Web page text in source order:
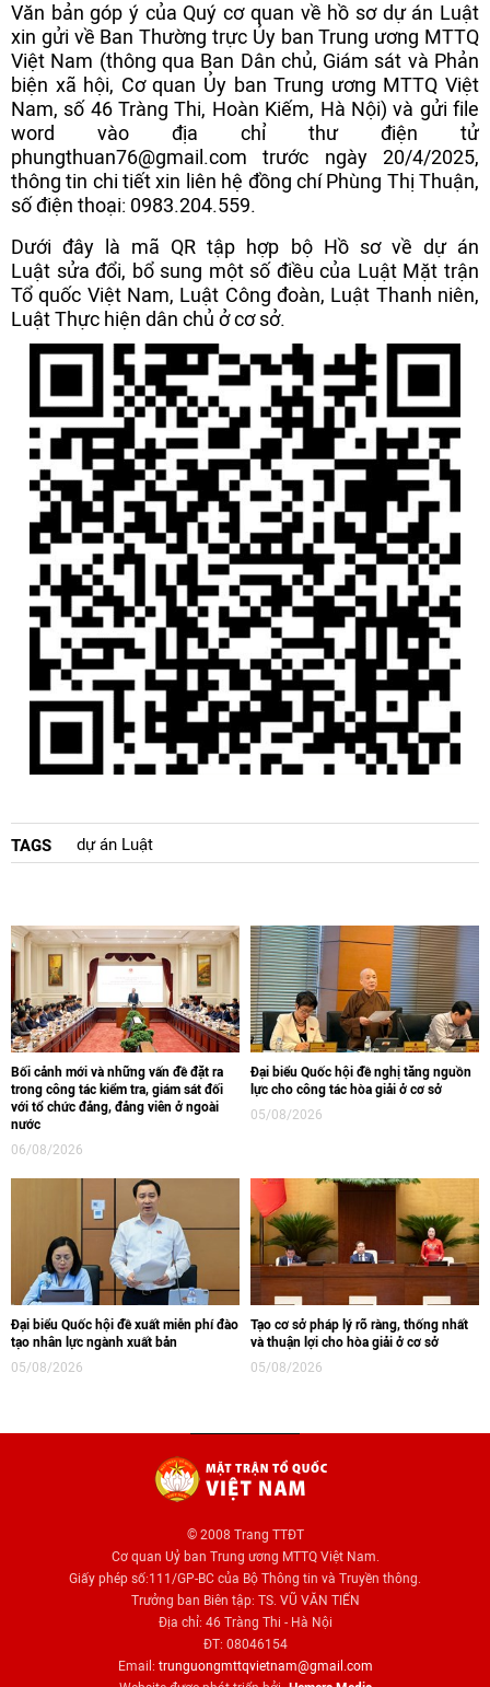
Văn bản góp ý của Quý cơ quan về hồ sơ dự án Luật
xin gửi về Ban Thường trực Ủy ban Trung ương MTTQ
Việt Nam (thông qua Ban Dân chủ, Giám sát và Phản
biện xã hội, Cơ quan Ủy ban Trung ương MTTQ Việt
Nam, số 46 Tràng Thi, Hoàn Kiếm, Hà Nội) và gửi file
word vào địa chỉ thư điện tử
phungthuan76@gmail.com trước ngày 20/4/2025,
thông tin chi tiết xin liên hệ đồng chí Phùng Thị Thuận,
số điện thoại: 0983.204.559.
Dưới đây là mã QR tập hợp bộ Hồ sơ về dự án
Luật sửa đổi, bổ sung một số điều của Luật Mặt trận
Tổ quốc Việt Nam, Luật Công đoàn, Luật Thanh niên,
Luật Thực hiện dân chủ ở cơ sở.
TAGS dự án Luật
Bối cảnh mới và những vấn đề đặt ra
trong công tác kiểm tra, giám sát đối
với tổ chức đảng, đảng viên ở ngoài
nước
06/08/2026
Đại biểu Quốc hội đề nghị tăng nguồn
lực cho công tác hòa giải ở cơ sở
05/08/2026
Đại biểu Quốc hội đề xuất miễn phí đào
tạo nhân lực ngành xuất bản
05/08/2026
Tạo cơ sở pháp lý rõ ràng, thống nhất
và thuận lợi cho hòa giải ở cơ sở
05/08/2026
© 2008 Trang TTĐT
Cơ quan Uỷ ban Trung ương MTTQ Việt Nam.
Giấy phép số:111/GP-BC của Bộ Thông tin và Truyền thông.
Trưởng ban Biên tập: TS. VŨ VĂN TIẾN
Địa chỉ: 46 Tràng Thi - Hà Nội
ĐT: 08046154
Email: trunguongmttqvietnam@gmail.com